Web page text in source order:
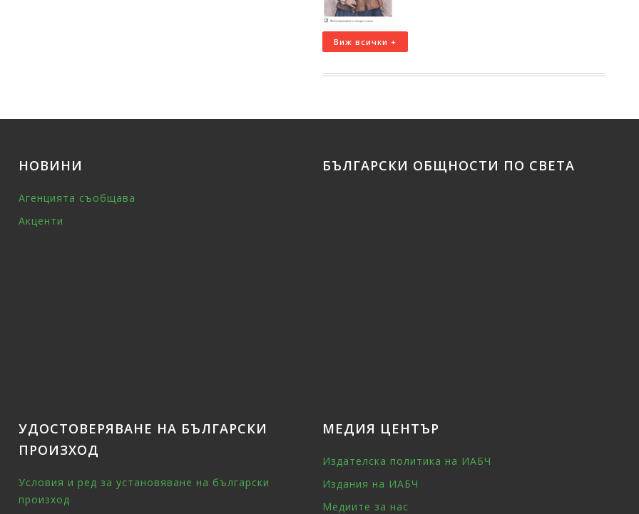
Виж всички +
НОВИНИ
Агенцията съобщава
Акценти
БЪЛГАРСКИ ОБЩНОСТИ ПО СВЕТА
УДОСТОВЕРЯВАНЕ НА БЪЛГАРСКИ
ПРОИЗХОД
Условия и ред за установяване на български
произход
МЕДИЯ ЦЕНТЪР
Издателска политика на ИАБЧ
Издания на ИАБЧ
Медиите за нас